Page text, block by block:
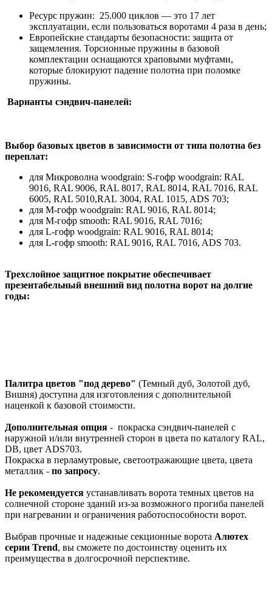
Ресурс пружин: 25.000 циклов — это 17 лет
эксплуатации, если пользоваться воротами 4 раза в день;
Европейские стандарты безопасности: защита от
защемления. Торсионные пружины в базовой
комплектации оснащаются храповыми муфтами,
которые блокируют падение полотна при поломке
пружины.
Варианты сэндвич-панелей:
Выбор базовых цветов в зависимости от типа полотна без
переплат:
для Микроволна woodgrain: S-гофр woodgrain: RAL
9016, RAL 9006, RAL 8017, RAL 8014, RAL 7016, RAL
6005, RAL 5010,RAL 3004, RAL 1015, ADS 703;
для М-гофр woodgrain: RAL 9016, RAL 8014;
для М-гофр smooth: RAL 9016, RAL 7016;
для L-гофр woodgrain: RAL 9016, RAL 8014;
для L-гофр smooth: RAL 9016, RAL 7016, ADS 703.
Трехслойное защитное покрытие обеспечивает
презентабельный внешний вид полотна ворот на долгие
годы:
Палитра цветов "под дерево" (Темный дуб, Золотой дуб,
Вишня) доступна для изготовления с дополнительной
наценкой к базовой стоимости.
Дополнительная опция - покраска сэндвич-панелей с
наружной и/или внутренней сторон в цвета по каталогу RAL,
DB, цвет ADS703.
Покраска в перламутровые, светоотражающие цвета, цвета
металлик - по запросу.
Не рекомендуется устанавливать ворота темных цветов на
солнечной стороне зданий из-за возможного прогиба панелей
при нагревании и ограничения работоспособности ворот.
Выбрав прочные и надежные секционные ворота Алютех
серии Trend, вы сможете по достоинству оценить их
преимущества в долгосрочной перспективе.